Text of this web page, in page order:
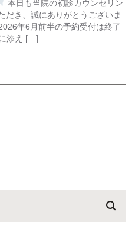
本日も当院の初診カウンセリン
だき、誠にありがとうございま
年6月前半の予約受付は終了
添え […]